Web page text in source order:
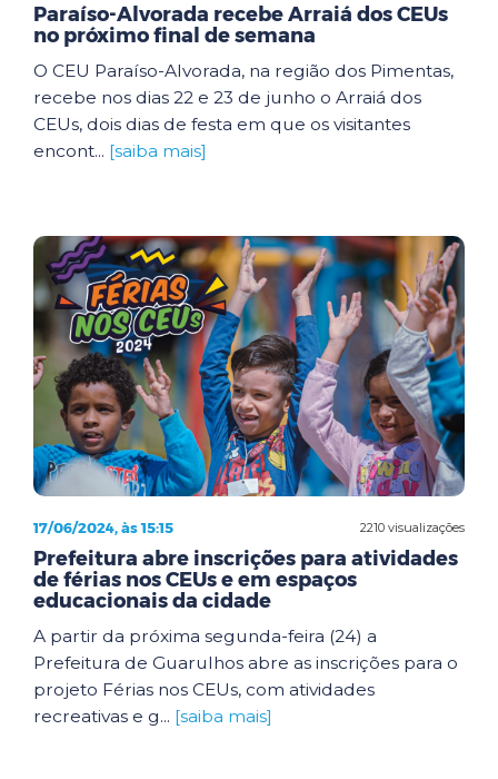
Paraíso-Alvorada recebe Arraiá dos CEUs
no próximo final de semana
O CEU Paraíso-Alvorada, na região dos Pimentas,
recebe nos dias 22 e 23 de junho o Arraiá dos
CEUs, dois dias de festa em que os visitantes
encont... [saiba mais]
2210 visualizações
17/06/2024, às 15:15
Prefeitura abre inscrições para atividades
de férias nos CEUs e em espaços
educacionais da cidade
A partir da próxima segunda-feira (24) a
Prefeitura de Guarulhos abre as inscrições para o
projeto Férias nos CEUs, com atividades
recreativas e g... [saiba mais]